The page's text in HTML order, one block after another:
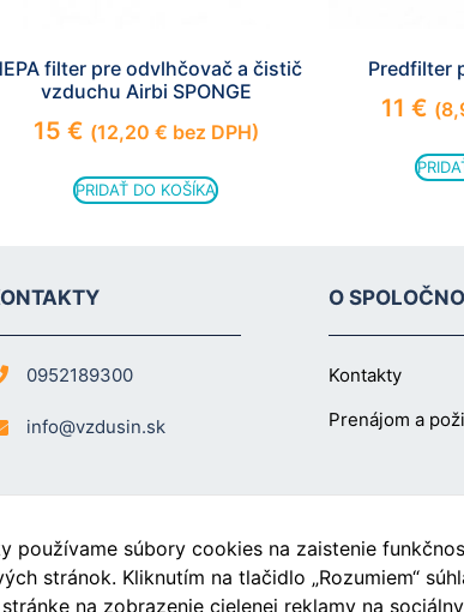
filter pre odvlhčovač a čistič
vzduchu Airbi SPONGE
15 € (12,20 € bez DPH)
PRIDAŤ DO KOŠÍKA
Predfilter
11 € (
0952189300
info@vzdusin.sk
O
Kontakty
Prenájom a
Blog
používame súbory cookies na zaistenie
stránok. Kliknutím na tlačidlo „Rozumiem“
na zobrazenie cielenej reklamy na